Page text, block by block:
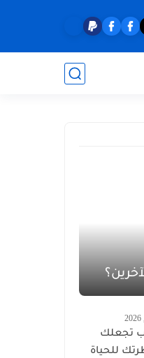
تجعلك
للحياة